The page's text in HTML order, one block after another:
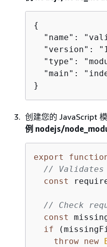
{
"name":
"version":
"type":
"main":
}
创建您的 JavaScript 模
例 nodejs/
export
// Validates
const
// Check
const
if
throw new